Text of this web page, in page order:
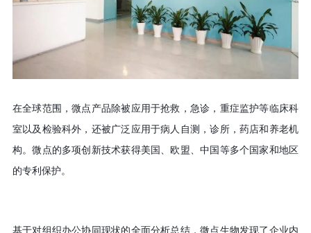
在全球范围，微点产品除被应用于抢救，急诊，重症监护等临床科
室以及检验科外，还被广泛应用于病人自测，诊所，药店和养老机
构。微点的多项创新技术获得美国、欧盟、中国等多个国家和地区
的专利保护。
基于对组织办公协同现状的全面分析总结，微点生物发现了企业内